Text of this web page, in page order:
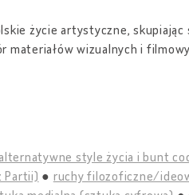
życie artystyczne, skupiając
materiałów wizualnych i
alternatywne style życia i bunt
Partii)
ruchy filozoficzne/